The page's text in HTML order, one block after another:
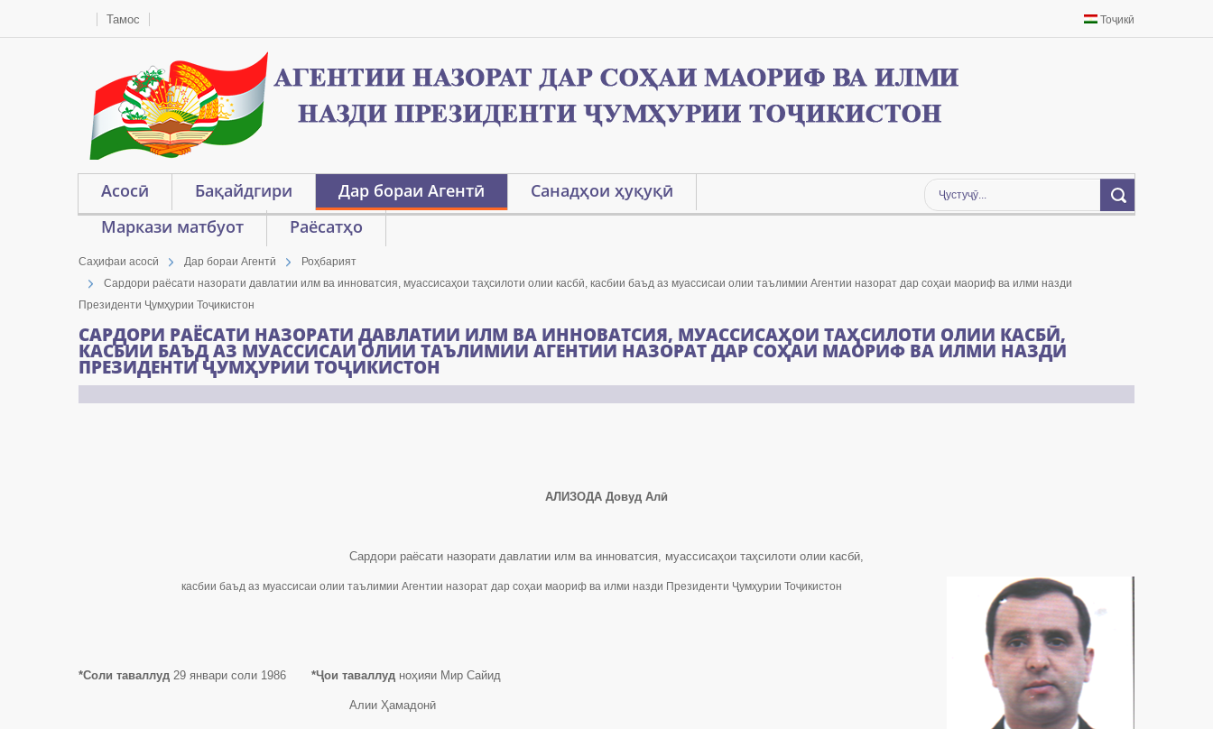
Тамос Тоҷикӣ
Асосӣ Бақайдгири Дар бораи Агентӣ
Санадҳои ҳуқуқӣ
Маркази матбуот
Раёсатҳо
Саҳифаи асосӣ Дар бораи Агентӣ
Роҳбарият
Сардори раёсати назорати давлатии илм ва инноватсия, муассисаҳои таҳсилоти олии касбӣ, касбии баъд аз муассисаи олии таълимии Агентии назорат дар соҳаи маориф ва илми назди
Президенти Ҷумҳурии Тоҷикистон
САРДОРИ РАЁСАТИ НАЗОРАТИ ДАВЛАТИИ ИЛМ ВА ИННОВАТСИЯ, МУАССИСАҲОИ ТАҲСИЛОТИ ОЛИИ КАСБӢ,
КАСБИИ БАЪД АЗ МУАССИСАИ ОЛИИ ТАЪЛИМИИ АГЕНТИИ НАЗОРАТ ДАР СОҲАИ МАОРИФ ВА ИЛМИ НАЗДИ
ПРЕЗИДЕНТИ ҶУМҲУРИИ ТОҶИКИСТОН
АЛИЗОДА Довуд Алӣ
Сардори раёсати назорати давлатии илм ва инноватсия, муассисаҳои таҳсилоти олии касбӣ,
касбии баъд аз муассисаи олии таълимии Агентии назорат дар соҳаи маориф ва илми назди Президенти Ҷумҳурии Тоҷикистон
*Соли таваллуд 29 январи соли 1986 *Ҷои таваллуд ноҳияи Мир Сайид
Алии Ҳамадонӣ